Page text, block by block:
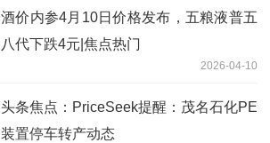
酒价内参4月10日价格发布，五粮液普五
八代下跌4元|焦点热门
2026-04-10
头条焦点：PriceSeek提醒：茂名石化PE
装置停车转产动态